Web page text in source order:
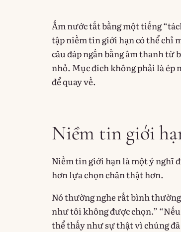
Ấm nước tắt bằng một tiếng
tập niềm tin giới hạn có thể chỉ
câu đáp ngắn bằng âm thanh
nhỏ. Mục đích không phải là
để quay về.
Niềm tin giới
Niềm tin giới hạn là một ý nghĩ
hơn lựa chọn chân thật hơn.
Nó thường nghe rất bình
như tôi không được chọn.”
thể thấy như sự thật vì chúng